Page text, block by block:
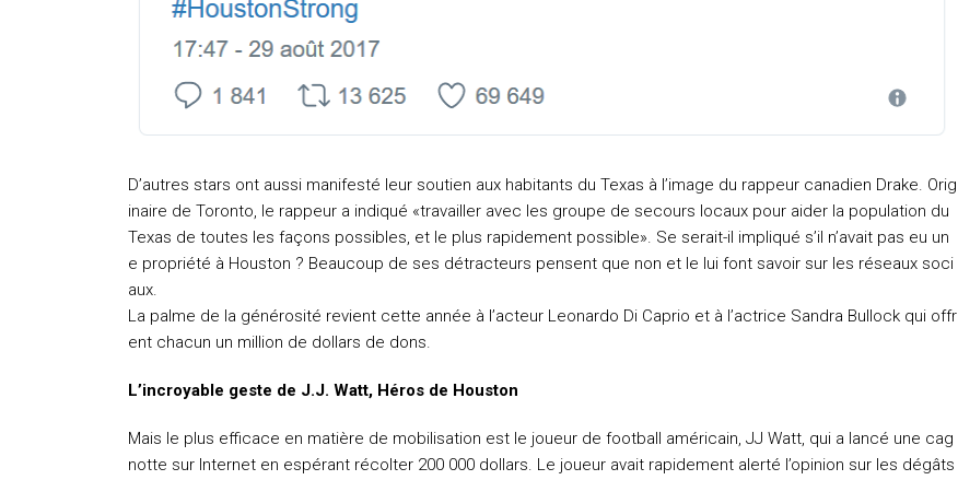
D’autres stars ont aussi manifesté leur soutien aux habitants du Texas à l’image du rappeur canadien Drake. Orig
inaire de Toronto, le rappeur a indiqué «travailler avec les groupe de secours locaux pour aider la population du
Texas de toutes les façons possibles, et le plus rapidement possible». Se serait-il impliqué s’il n’avait pas eu un
e propriété à Houston ? Beaucoup de ses détracteurs pensent que non et le lui font savoir sur les réseaux soci
aux.
La palme de la générosité revient cette année à l’acteur Leonardo Di Caprio et à l’actrice Sandra Bullock qui offr
ent chacun un million de dollars de dons.
L’incroyable geste de J.J. Watt, Héros de Houston
Mais le plus efficace en matière de mobilisation est le joueur de football américain, JJ Watt, qui a lancé une cag
notte sur Internet en espérant récolter 200 000 dollars. Le joueur avait rapidement alerté l’opinion sur les dégâts